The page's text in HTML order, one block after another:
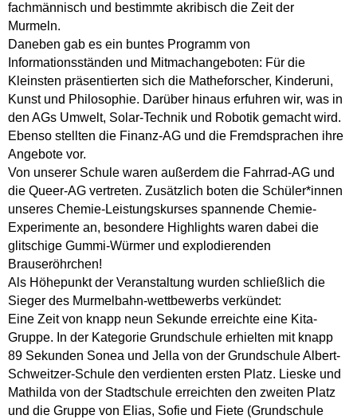
fachmännisch und bestimmte akribisch die Zeit der
Murmeln.
Daneben gab es ein buntes Programm von
Informationsständen und Mitmachangeboten: Für die
Kleinsten präsentierten sich die Matheforscher, Kinderuni,
Kunst und Philosophie. Darüber hinaus erfuhren wir, was in
den AGs Umwelt, Solar-Technik und Robotik gemacht wird.
Ebenso stellten die Finanz-AG und die Fremdsprachen ihre
Angebote vor.
Von unserer Schule waren außerdem die Fahrrad-AG und
die Queer-AG vertreten. Zusätzlich boten die Schüler*innen
unseres Chemie-Leistungskurses spannende Chemie-
Experimente an, besondere Highlights waren dabei die
glitschige Gummi-Würmer und explodierenden
Brauseröhrchen!
Als Höhepunkt der Veranstaltung wurden schließlich die
Sieger des Murmelbahn-wettbewerbs verkündet:
Eine Zeit von knapp neun Sekunde erreichte eine Kita-
Gruppe. In der Kategorie Grundschule erhielten mit knapp
89 Sekunden Sonea und Jella von der Grundschule Albert-
Schweitzer-Schule den verdienten ersten Platz. Lieske und
Mathilda von der Stadtschule erreichten den zweiten Platz
und die Gruppe von Elias, Sofie und Fiete (Grundschule